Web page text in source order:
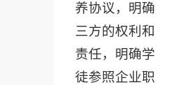
养协议，明确
三方的权利和
责任，明确学
徒参照企业职